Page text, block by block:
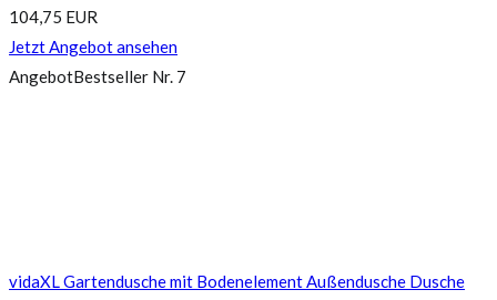
104,75 EUR
Jetzt Angebot ansehen
AngebotBestseller Nr. 7
vidaXL Gartendusche mit Bodenelement Außendusche Dusche